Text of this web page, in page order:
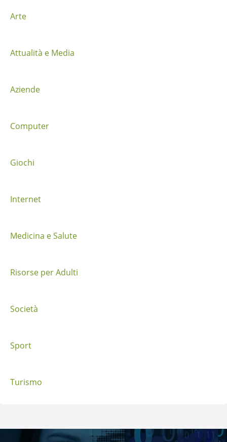
a
i
n
r
i
o
t
Arte
Attualità e Media
Aziende
Computer
Giochi
Internet
Medicina e Salute
Risorse per Adulti
Società
Sport
Turismo